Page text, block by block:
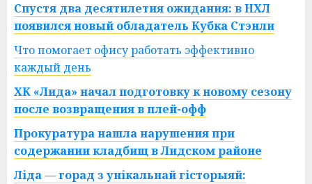
Спустя два десятилетия ожидания: в НХЛ
появился новый обладатель Кубка Стэнли
Что помогает офису работать эффективно
каждый день
ХК «Лида» начал подготовку к новому сезону
после возвращения в плей-офф
Прокуратура нашла нарушения при
содержании кладбищ в Лидском районе
Ліда — горад з унікальнай гісторыяй: